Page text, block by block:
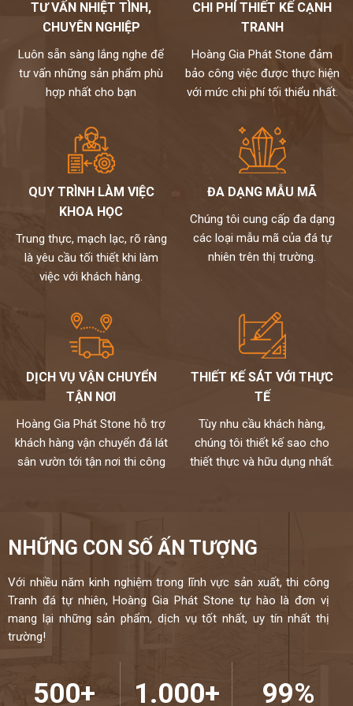
Ứng dụng trong văn phòng
Với thiết kế hiện đại, cơ bản màu đá thích hợp với thi công các công
trình văn phòng hiện đại. Đem đến cảm giác không gian như được
mở rộng hơn, tránh áp lực của không gian ngột ngạt. Khả năng sử
dụng bền lâu, thiết kế đẹp là lựa chọn đầy thú vị cho doanh nghiệp:
bàn lễ tân, đá ốp tường phòng làm việc, đá ốp sảnh,…
Đá nhân tạo granite thừa hưởng đầy đủ những ưu việt của đá tự
nhiên granite như khả năng chống thấm ngược nước tốt, bề mặt
lấp lánh, độ cứng tốt và khắc chế ưu điểm dễ gãy của đá
granite.Tuy nhiên để bảo vệ bề mặt đá tốt nhất gia chủ nên nắm rõ
những ảnh hưởng xấu mà khiến bề mặt bàn bếp G554 Urban
Concrete hay tường ốp phòng khách sớm khiến bạn phải bảo
dưỡng:
1. Đặt đồ nóng trực tiếp lên bề mặt bàn bếp. Việc này sẽ làm bề mặt
nhựa hỗn hợp trên bàn bếp nhân tạo bị sốc nhiệt. Có thể xỉn màu.
2. Làm sạch bề mặt bằng việc chà mạnh búi sắt. Việc làm sạch nhẹ
này xảy ra, bạn có thể nhờ thợ thi công ghép nối lại tấm đá như ban
đầu vì các vết nối gần như rất mờ, khó nhìn thấy.
THÔNG TIN SẢN PHẨM:
Kích thước:
760 x 3680 mm
Độ dày:
tính ưu việt, rất thích hợp cho các công trình manh xu hướng hiện
TƯ VẤN NHIỆT TÌNH,
CHUYÊN NGHIỆP
Luôn sẵn sàng lắng nghe để
tư vấn những sản phẩm phù
hợp nhất cho bạn
CHI PHÍ THIẾT KẾ CẠNH
TRANH
Hoàng Gia Phát Stone đảm
bảo công việc được thực hiện
với mức chi phí tối thiểu nhất.
QUY TRÌNH LÀM VIỆC
KHOA HỌC
Trung thực, mạch lạc, rõ ràng
là yêu cầu tối thiết khi làm
việc với khách hàng.
ĐA DẠNG MẪU MÃ
Chúng tôi cung cấp đa dạng
các loại mẫu mã của đá tự
nhiên trên thị trường.
DỊCH VỤ VẬN CHUYỂN
TẬN NƠI
Hoàng Gia Phát Stone hỗ trợ
khách hàng vận chuyển đá lát
sân vườn tới tận nơi thi công
THIẾT KẾ SÁT VỚI THỰC
TẾ
Tùy nhu cầu khách hàng,
chúng tôi thiết kế sao cho
thiết thực và hữu dụng nhất.
NHỮNG CON SỐ ẤN TƯỢNG
Với nhiều năm kinh nghiệm trong lĩnh vực sản xuất, thi công
Tranh đá tự nhiên, Hoàng Gia Phát Stone tự hào là đơn vị
mang lại những sản phẩm, dịch vụ tốt nhất, uy tín nhất thị
trường!
500+ 1.000+ 99%